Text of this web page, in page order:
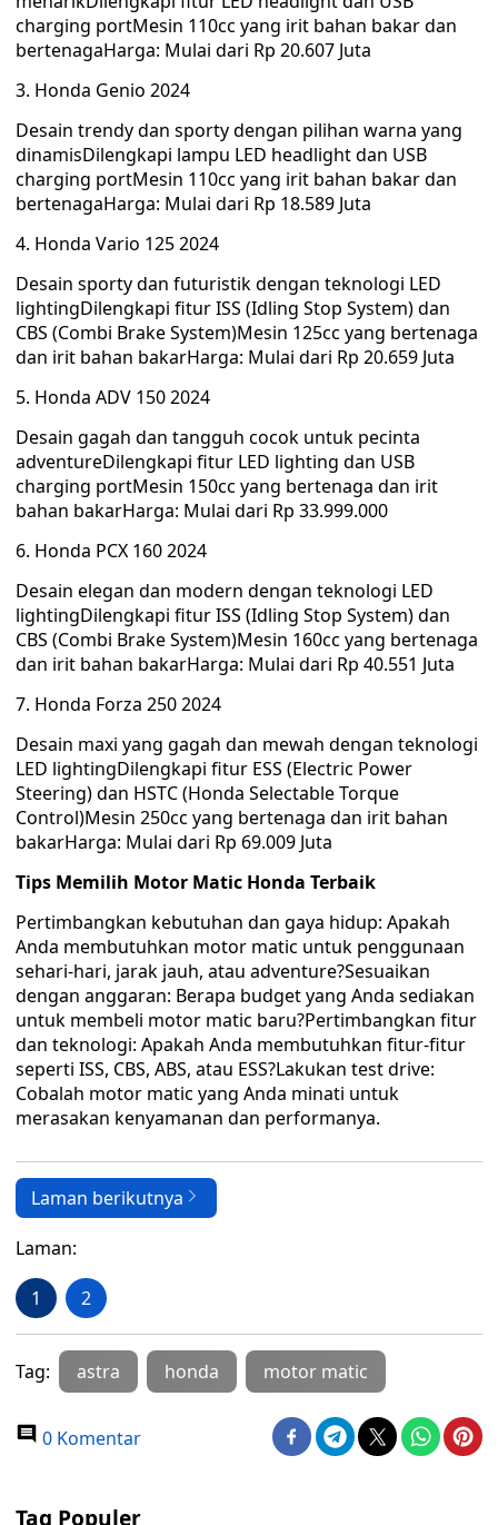
charging portMesin 110cc yang irit bahan bakar dan
bertenagaHarga: Mulai dari Rp 20.607 Juta
3. Honda Genio 2024
Desain trendy dan sporty dengan pilihan warna yang
dinamisDilengkapi lampu LED headlight dan USB
charging portMesin 110cc yang irit bahan bakar dan
bertenagaHarga: Mulai dari Rp 18.589 Juta
4. Honda Vario 125 2024
Desain sporty dan futuristik dengan teknologi LED
lightingDilengkapi fitur ISS (Idling Stop System) dan
CBS (Combi Brake System)Mesin 125cc yang bertenaga
dan irit bahan bakarHarga: Mulai dari Rp 20.659 Juta
5. Honda ADV 150 2024
Desain gagah dan tangguh cocok untuk pecinta
adventureDilengkapi fitur LED lighting dan USB
charging portMesin 150cc yang bertenaga dan irit
bahan bakarHarga: Mulai dari Rp 33.999.000
6. Honda PCX 160 2024
Desain elegan dan modern dengan teknologi LED
lightingDilengkapi fitur ISS (Idling Stop System) dan
CBS (Combi Brake System)Mesin 160cc yang bertenaga
dan irit bahan bakarHarga: Mulai dari Rp 40.551 Juta
7. Honda Forza 250 2024
Desain maxi yang gagah dan mewah dengan teknologi
LED lightingDilengkapi fitur ESS (Electric Power
Steering) dan HSTC (Honda Selectable Torque
Control)Mesin 250cc yang bertenaga dan irit bahan
bakarHarga: Mulai dari Rp 69.009 Juta
Tips Memilih Motor Matic Honda Terbaik
Pertimbangkan kebutuhan dan gaya hidup: Apakah
Anda membutuhkan motor matic untuk penggunaan
sehari-hari, jarak jauh, atau adventure?Sesuaikan
dengan anggaran: Berapa budget yang Anda sediakan
untuk membeli motor matic baru?Pertimbangkan fitur
dan teknologi: Apakah Anda membutuhkan fitur-fitur
seperti ISS, CBS, ABS, atau ESS?Lakukan test drive:
Cobalah motor matic yang Anda minati untuk
merasakan kenyamanan dan performanya.
Laman berikutnya
Laman:
1 2
Tag: astra honda motor matic
0 Komentar
Tag Populer